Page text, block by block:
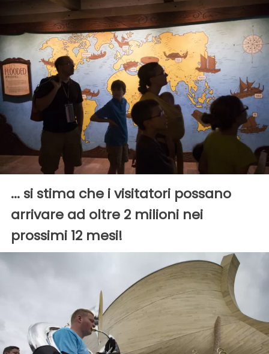
... si stima che i visitatori possano
arrivare ad oltre 2 milioni nei
prossimi 12 mesi!